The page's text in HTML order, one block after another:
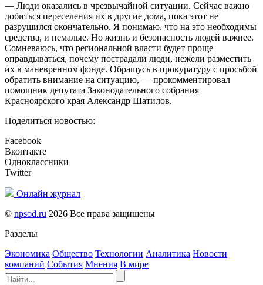
— Люди оказались в чрезвычайной ситуации. Сейчас важно
добиться переселения их в другие дома, пока этот не
разрушился окончательно. Я понимаю, что на это необходимы
средства, и немалые. Но жизнь и безопасность людей важнее.
Сомневаюсь, что региональной власти будет проще
оправдываться, почему пострадали люди, нежели разместить
их в маневренном фонде. Обращусь в прокуратуру с просьбой
обратить внимание на ситуацию, — прокомментировал
помощник депутата Законодательного собрания
Красноярского края Александр Шатилов.
Поделиться новостью:
Facebook
Вконтакте
Одноклассники
Twitter
Онлайн журнал
© npsod.ru 2026 Все права защищены
Разделы
Экономика Общество Технологии Аналитика Новости
компаний События Мнения В мире